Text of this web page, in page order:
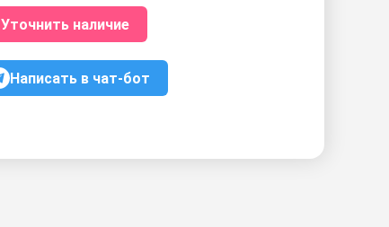
Уточнить наличие
Написать в чат-бот